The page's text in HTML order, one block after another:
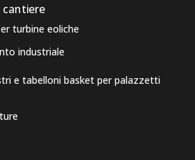
turbine eoliche
industriale
e tabelloni basket per palazzetti